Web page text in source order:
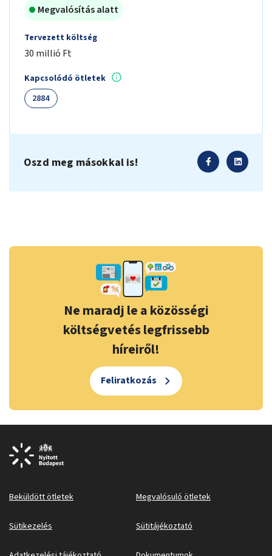
Megvalósítás alatt
Tervezett költség
30 millió Ft
Kapcsolódó ötletek
2884
Oszd meg másokkal is!
Ne maradj le a közösségi
költségvetés legfrissebb
híreiről!
Feliratkozás
Beküldött ötletek Megvalósuló ötletek
Sütikezelés Sütitájékoztató